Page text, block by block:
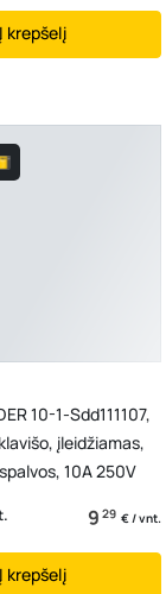
Į krepšelį
10-1-Sdd111107,
įleidžiamas,
10A 250V
9 29 € / vnt.
Į krepšelį